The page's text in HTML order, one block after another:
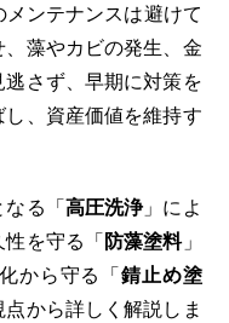
ンテナンスは避けて
藻やカビの発生、金
さず、早期に対策を
、資産価値を維持す
なる「高圧洗浄」によ
性を守る「防藻塗料」
から守る「錆止め塗
から詳しく解説しま